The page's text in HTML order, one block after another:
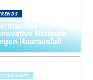
–
Methode
Haarausfall
10/2022